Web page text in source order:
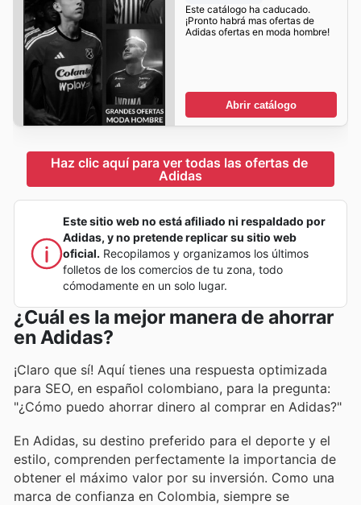
Este catálogo ha caducado.
¡Pronto habrá mas ofertas de
Adidas ofertas en moda hombre!
Abrir catálogo
Haz clic aquí para ver todas las ofertas de
Adidas
Este sitio web no está afiliado ni respaldado por
Adidas, y no pretende replicar su sitio web
oficial. Recopilamos y organizamos los últimos
folletos de los comercios de tu zona, todo
cómodamente en un solo lugar.
¿Cuál es la mejor manera de ahorrar
en Adidas?
¡Claro que sí! Aquí tienes una respuesta optimizada
para SEO, en español colombiano, para la pregunta:
"¿Cómo puedo ahorrar dinero al comprar en Adidas?"
En Adidas, su destino preferido para el deporte y el
estilo, comprenden perfectamente la importancia de
obtener el máximo valor por su inversión. Como una
marca de confianza en Colombia, siempre se